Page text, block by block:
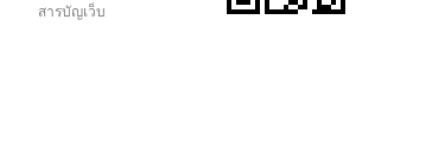
สารบัญเว็บ